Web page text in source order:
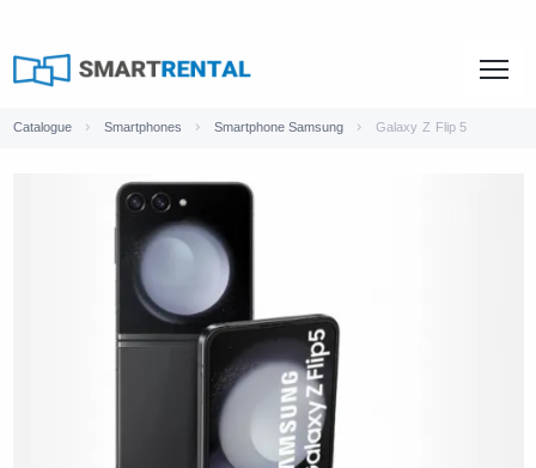
Catalogue Smartphones Smartphone Samsung Galaxy Z Flip 5